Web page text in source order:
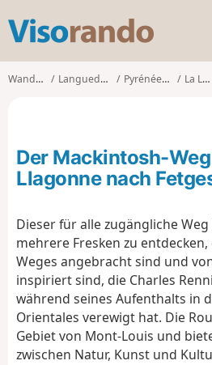
s
o
o
Wanderungen Languedoc-Roussillon Pyrénées-Orientales La Llagonne
Der Mackintosh-
Llagonne nach
Dieser für alle zugängliche
mehrere Fresken zu
Weges angebracht sind und
inspiriert sind, die Charles
während seines Aufenthalts in
Orientales verewigt hat. Die
Gebiet von Mont-Louis und
zwischen Natur, Kunst und